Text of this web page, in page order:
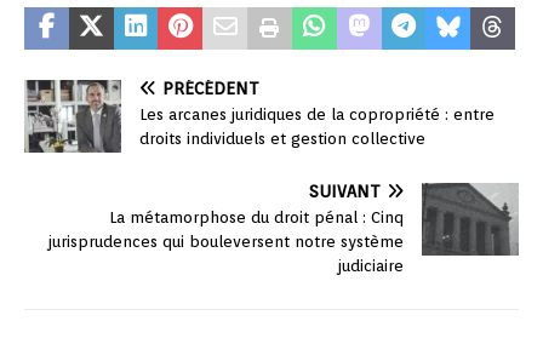
PRÉCÉDENT
Les arcanes juridiques de la copropriété : entre
droits individuels et gestion collective
SUIVANT
La métamorphose du droit pénal : Cinq
jurisprudences qui bouleversent notre système
judiciaire